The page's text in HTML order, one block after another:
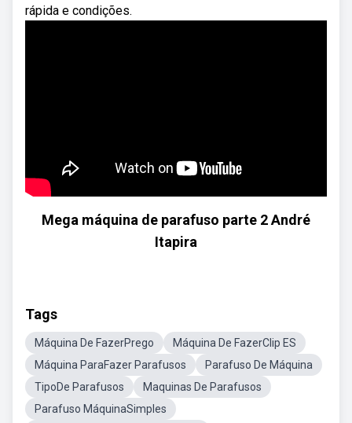
rápida e condições.
Mega máquina de parafuso parte 2 André
Itapira
Tags
Máquina De FazerPrego
Máquina De FazerClip ES
Máquina ParaFazer Parafusos
Parafuso De Máquina
TipoDe Parafusos
Maquinas De Parafusos
Parafuso MáquinaSimples